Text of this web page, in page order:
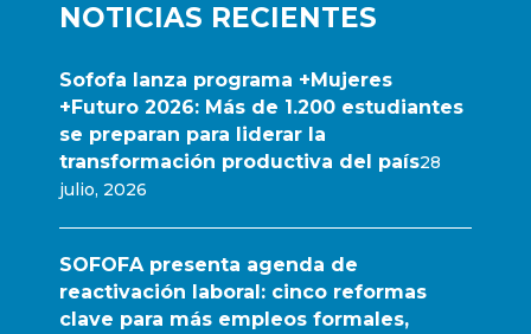
NOTICIAS RECIENTES
Sofofa lanza programa +Mujeres
+Futuro 2026: Más de 1.200 estudiantes
se preparan para liderar la
transformación productiva del país28
julio, 2026
SOFOFA presenta agenda de
reactivación laboral: cinco reformas
clave para más empleos formales,